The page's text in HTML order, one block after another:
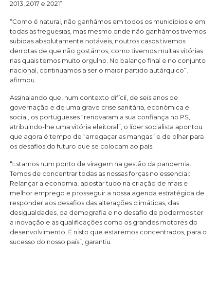
2013, 2017 e 2021”.
“Como é natural, não ganhámos em todos os municípios e em
todas as freguesias, mas mesmo onde não ganhámos tivemos
subidas absolutamente notáveis, noutros casos tivemos
derrotas de que não gostámos, como tivemos muitas vitórias
nas quais temos muito orgulho. No balanço final e no conjunto
nacional, continuamos a ser o maior partido autárquico”,
afirmou.
Assinalando que, num contexto difícil, de seis anos de
governação e de uma grave crise sanitária, económica e
social, os portugueses “renovaram a sua confiança no PS,
atribuindo-lhe uma vitória eleitoral”, o líder socialista apontou
que agora é tempo de “arregaçar as mangas” e de olhar para
os desafios do futuro que se colocam ao país.
“Estamos num ponto de viragem na gestão da pandemia.
Temos de concentrar todas as nossas forças no essencial:
Relançar a economia, apostar tudo na criação de mais e
melhor emprego e prosseguir a nossa agenda estratégica de
responder aos desafios das alterações climáticas, das
desigualdades, da demografia e no desafio de podermos ter
a inovação e as qualificações como os grandes motores do
desenvolvimento. É nisto que estaremos concentrados, para o
sucesso do nosso país”, garantiu.